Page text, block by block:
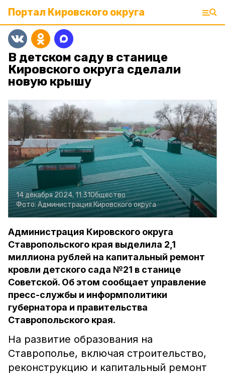
Портал Кировского округа
В детском саду в станице
Кировского округа сделали
новую крышу
14 декабря 2024, 11:31Общество
Фото:Администрация Кировского округа
Администрация Кировского округа
Ставропольского края выделила 2,1
миллиона рублей на капитальный ремонт
кровли детского сада №21 в станице
Советской. Об этом сообщает управление
пресс-службы и информполитики
губернатора и правительства
Ставропольского края.
На развитие образования на
Ставрополье, включая строительство,
реконструкцию и капитальный ремонт